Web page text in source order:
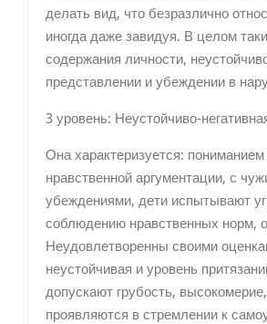
делать вид, что безразлично
иногда даже завидуя. В целом
содержания личности,
представлении и убеждении в
3 уровень: Неустойчиво-
Она характеризуется:
нравственной аргументации, с
убеждениями, дети испытывают
соблюдению нравственных норм,
Неудовлетворенны своими
неустойчивая и уровень
допускают грубость,
проявляются в стремлении к